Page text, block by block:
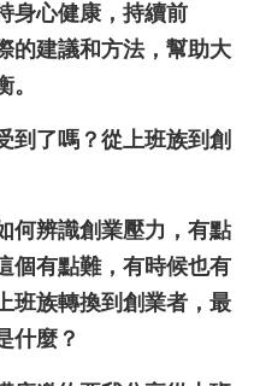
身心健康，持續前
的建議和方法，幫助大
到了嗎？從上班族到創
何辨識創業壓力，有點
個有點難，有時候也有
班族轉換到創業者，最
什麼？